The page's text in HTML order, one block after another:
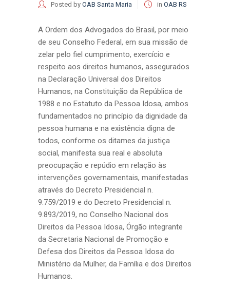
Posted by OAB Santa Maria in OAB RS
A Ordem dos Advogados do Brasil, por meio
de seu Conselho Federal, em sua missão de
zelar pelo fiel cumprimento, exercício e
respeito aos direitos humanos, assegurados
na Declaração Universal dos Direitos
Humanos, na Constituição da República de
1988 e no Estatuto da Pessoa Idosa, ambos
fundamentados no princípio da dignidade da
pessoa humana e na existência digna de
todos, conforme os ditames da justiça
social, manifesta sua real e absoluta
preocupação e repúdio em relação às
intervenções governamentais, manifestadas
através do Decreto Presidencial n.
9.759/2019 e do Decreto Presidencial n.
9.893/2019, no Conselho Nacional dos
Direitos da Pessoa Idosa, Órgão integrante
da Secretaria Nacional de Promoção e
Defesa dos Direitos da Pessoa Idosa do
Ministério da Mulher, da Família e dos Direitos
Humanos.